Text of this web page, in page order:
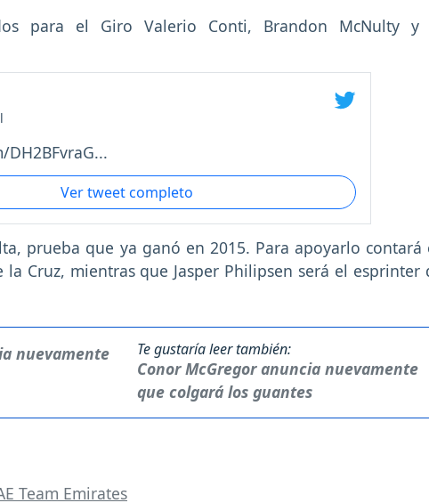
para el Giro Valerio Conti, Brandon McNulty y
Ver tweet completo
prueba que ya ganó en 2015. Para apoyarlo contará
Cruz, mientras que Jasper Philipsen será el esprinter
Te gustaría leer también:
Conor McGregor anuncia nuevamente
que colgará los guantes
Team Emirates